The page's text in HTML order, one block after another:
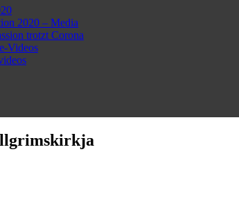
2020 – Media
trotzt Corona
Videos